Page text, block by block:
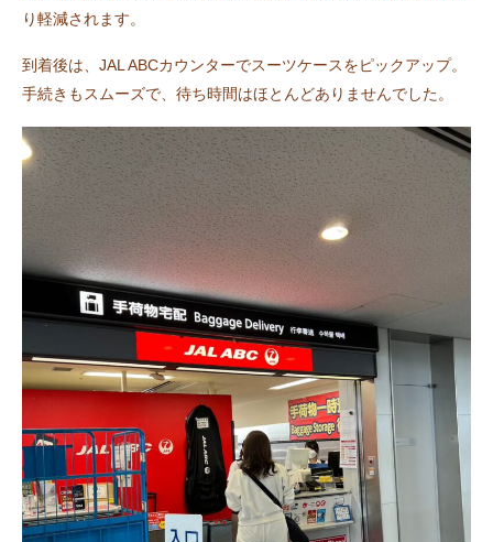
り軽減されます。
到着後は、JAL ABCカウンターでスーツケースをピックアップ。
手続きもスムーズで、待ち時間はほとんどありませんでした。